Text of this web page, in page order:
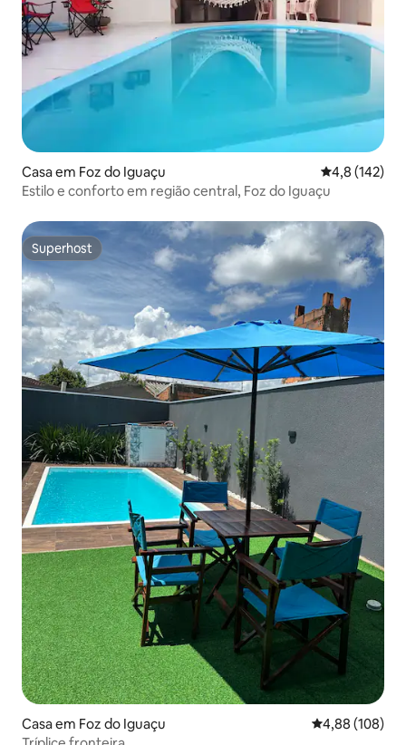
Casa em Foz do Iguaçu Classificação
4,8 (142)
Estilo e conforto em região central, Foz do Iguaçu
Superhost
Superhost
Casa em Foz do Iguaçu Classificação
4,88 (108)